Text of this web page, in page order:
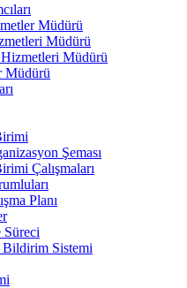
Müdürü
Müdürü
Müdürü
Müdürü
Şeması
Çalışmaları
Planı
Süreci
Sistemi